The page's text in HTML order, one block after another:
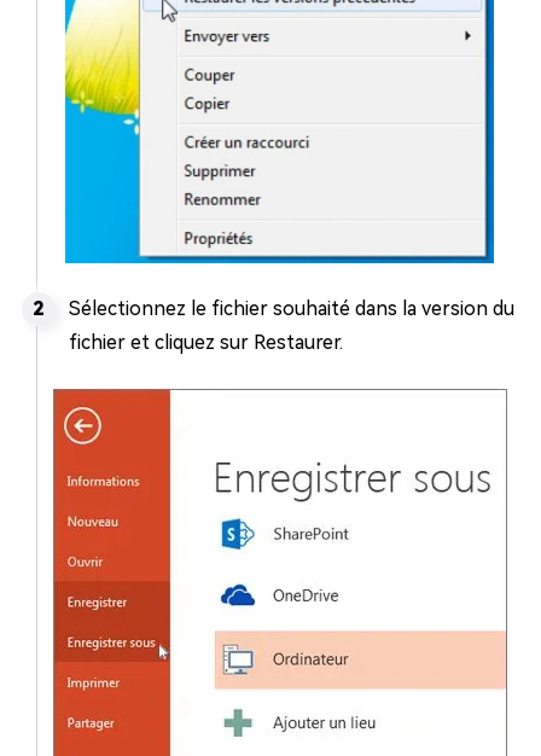
Sélectionnez le fichier souhaité dans la version du
fichier et cliquez sur Restaurer.